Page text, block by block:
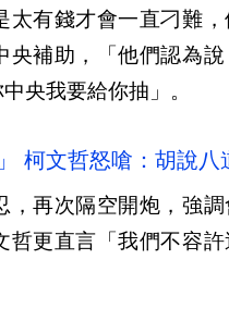
有錢才會一直刁難
央補助，「他們認為
央我要給你抽」。
柯文哲怒嗆：胡說八
，再次隔空開炮，強
哲更直言「我們不容